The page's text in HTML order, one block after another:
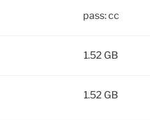
pass: cc
1.52 GB
1.52 GB